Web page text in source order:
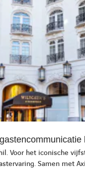
Voor het iconische
Samen met